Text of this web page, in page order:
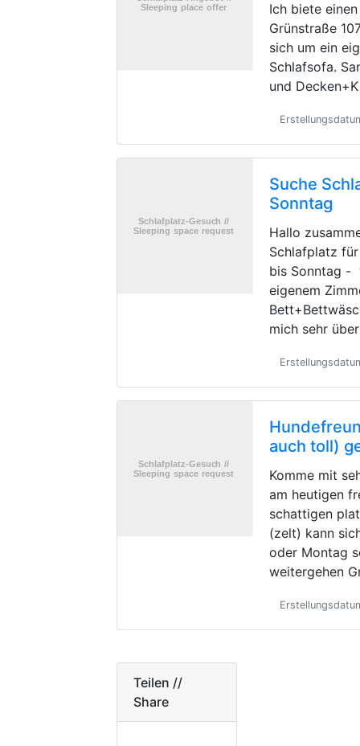
Ich biete
Grünstraße
sich um ein
Schlafsofa.
und
Suche
Sonntag
Hallo
Schlafplatz
bis Sonntag -
eigenem
mich sehr
auch toll)
Komme mit
am heutigen
schattigen
(zelt) kann
oder Montag
weitergehen
Teilen //
Share